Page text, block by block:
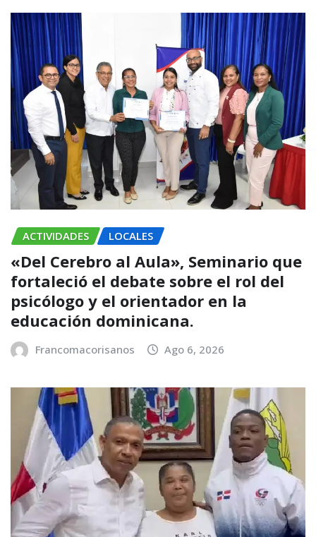
ACTIVIDADES LOCALES
«Del Cerebro al Aula», Seminario que
fortaleció el debate sobre el rol del
psicólogo y el orientador en la
educación dominicana.
Francomacorisanos Ago 6, 2026